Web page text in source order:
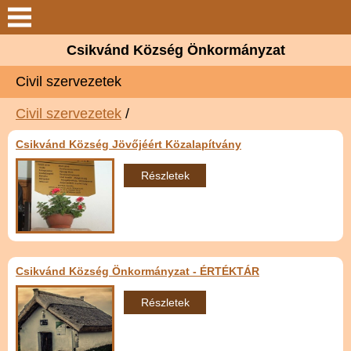
Keresés
Csikvánd
Elérhetőségek
Önkormányzat
Látnivalók
Választási információk
Galéria
Letöltések
Csikvánd Község Önkormányzat
Civil szervezetek
Civil szervezetek /
Csikvánd Község Jövőjéért Közalapítvány
Részletek
Csikvánd Község Önkormányzat - ÉRTÉKTÁR
Részletek